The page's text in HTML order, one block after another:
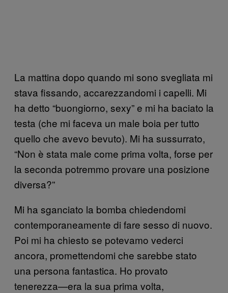
La mattina dopo quando mi sono svegliata mi
stava fissando, accarezzandomi i capelli. Mi
ha detto “buongiorno, sexy” e mi ha baciato la
testa (che mi faceva un male boia per tutto
quello che avevo bevuto). Mi ha sussurrato,
“Non è stata male come prima volta, forse per
la seconda potremmo provare una posizione
diversa?”
Mi ha sganciato la bomba chiedendomi
contemporaneamente di fare sesso di nuovo.
Poi mi ha chiesto se potevamo vederci
ancora, promettendomi che sarebbe stato
una persona fantastica. Ho provato
tenerezza—era la sua prima volta,